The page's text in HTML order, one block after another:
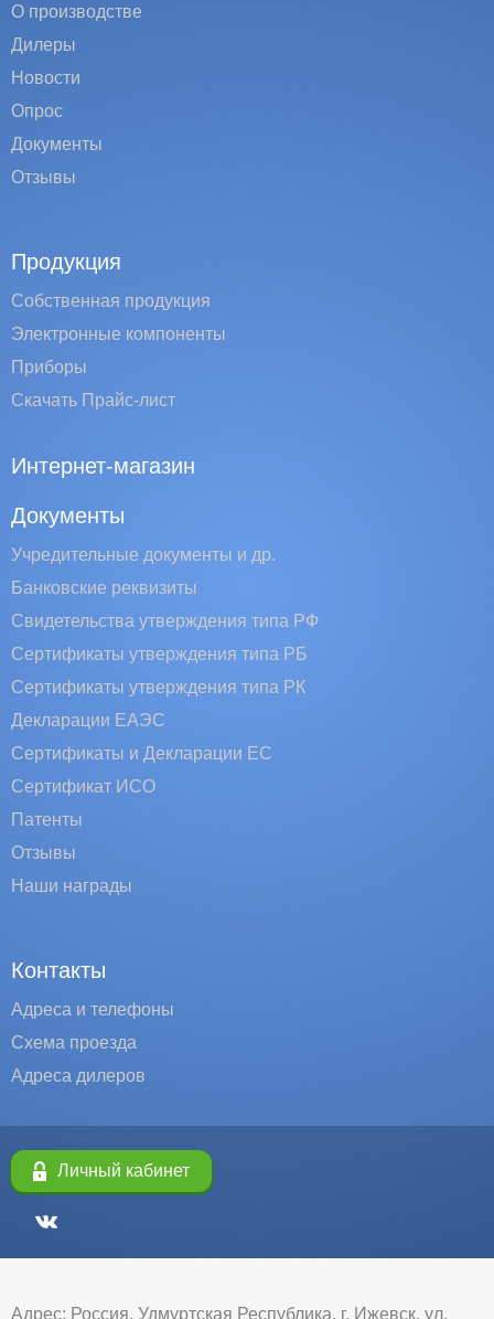
О производстве
Дилеры
Новости
Опрос
Документы
Отзывы
Продукция
Собственная продукция
Электронные компоненты
Приборы
Скачать Прайс-лист
Интернет-магазин
Документы
Учредительные документы и др.
Банковские реквизиты
Свидетельства утверждения типа РФ
Сертификаты утверждения типа РБ
Сертификаты утверждения типа РК
Декларации ЕАЭС
Сертификаты и Декларации EC
Сертификат ИСО
Патенты
Отзывы
Наши награды
Контакты
Адреса и телефоны
Схема проезда
Адреса дилеров
Личный кабинет
Адрес: Россия, Удмуртская Республика, г. Ижевск, ул.